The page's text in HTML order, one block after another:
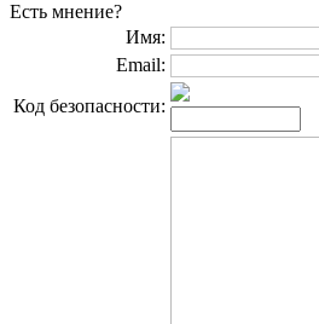
Есть мнение?
Имя:
Email:
Код безопасности: